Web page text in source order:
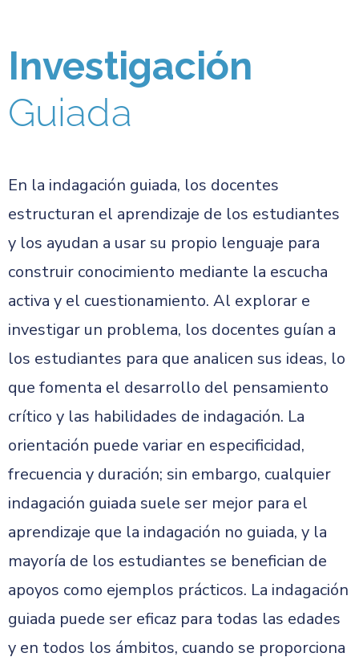
Investigación
Guiada
En la indagación guiada, los docentes
estructuran el aprendizaje de los estudiantes
y los ayudan a usar su propio lenguaje para
construir conocimiento mediante la escucha
activa y el cuestionamiento. Al explorar e
investigar un problema, los docentes guían a
los estudiantes para que analicen sus ideas, lo
que fomenta el desarrollo del pensamiento
crítico y las habilidades de indagación. La
orientación puede variar en especificidad,
frecuencia y duración; sin embargo, cualquier
indagación guiada suele ser mejor para el
aprendizaje que la indagación no guiada, y la
mayoría de los estudiantes se benefician de
apoyos como ejemplos prácticos. La indagación
guiada puede ser eficaz para todas las edades
y en todos los ámbitos, cuando se proporciona